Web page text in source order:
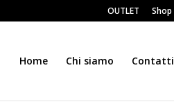
OUTLET Shop
Home Chi siamo Contatti